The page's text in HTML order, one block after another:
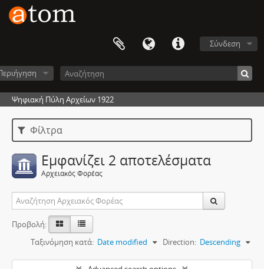
Σύνδεση
Ψηφιακή Πύλη Αρχείων 1922
Φίλτρα
Εμφανίζει 2 αποτελέσματα
Αρχειακός Φορέας
Προβολή:
Ταξινόμηση κατά: Date modified Direction: Descending